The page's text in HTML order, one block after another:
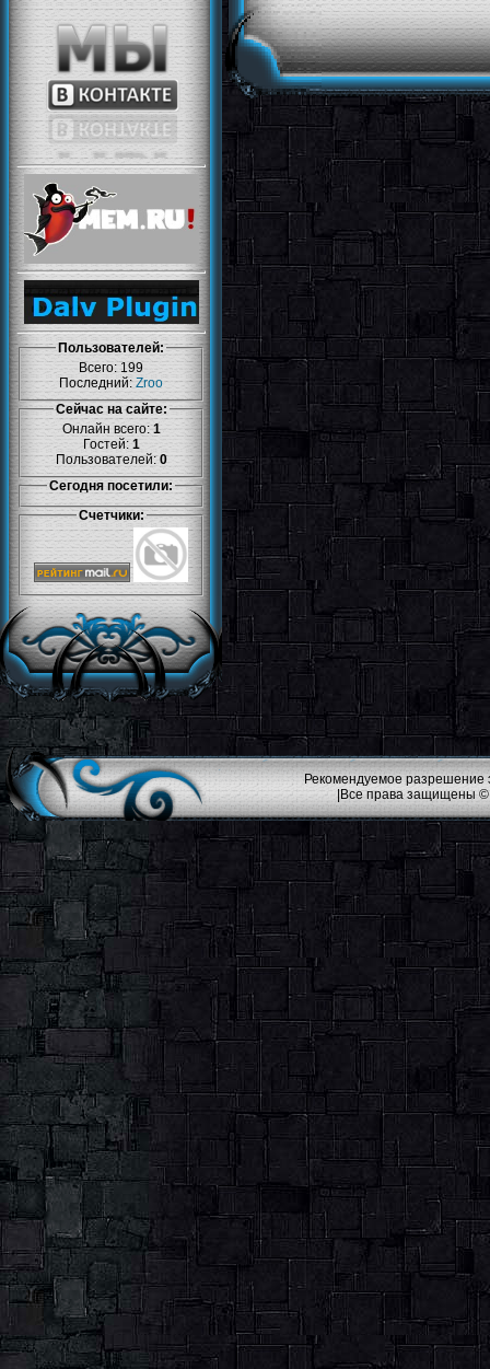
Пользователей:
Всего: 199
Последний:Zroo
Сейчас на сайте:
Онлайн всего:1
Гостей: 1
Пользователей:0
Сегодня посетили:
Счетчики:
Рекомендуемое разрешение
|Все права защищены